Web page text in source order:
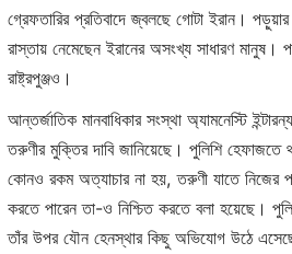
গ্রেফতারির প্রতিবাদে জ্বলছে গোটা ইরান। পড়ুয়ার
রাস্তায় নেমেছেন ইরানের অসংখ্য সাধারণ মানুষ।
রাষ্ট্রপুঞ্জও।
আন্তর্জাতিক মানবাধিকার সংস্থা অ্যামনেস্টি
তরুণীর মুক্তির দাবি জানিয়েছে। পুলিশি হেফাজতে
কোনও রকম অত্যাচার না হয়, তরুণী যাতে নিজের
করতে পারেন তা-ও নিশ্চিত করতে বলা হয়েছে।
তাঁর উপর যৌন হেনস্থার কিছু অভিযোগ উঠে